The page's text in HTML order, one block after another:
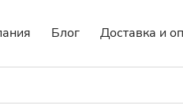
Блог Доставка и